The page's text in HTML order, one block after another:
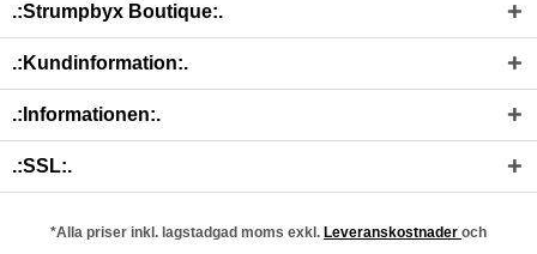
.:Strumpbyx Boutique:.
.:Kundinformation:.
.:Informationen:.
.:SSL:.
*Alla priser inkl. lagstadgad moms exkl. Leveranskostnader och